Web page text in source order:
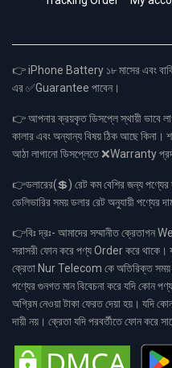
👉 iPhone Battery ১৮ মাসের এবং
এর ✅Guarantee পাবেন।
👉 আপনার ক্রয়কৃত ডিসপ্লে স্থায়ী ভাবে
কালার এবং অন্যান্য বিষয় ঠিক আছে কিনা।
আঠা লাগানো ডিসপ্লেতে ❌Warranty
👉ডলারের(💲) রেট কম বেশির জন্য পণ্যের
ডেলিভারির সময় ডলার রেট অনুযায়ী পণ্যের
👉বিঃ দ্রঃ- আমাদের সম্মানীত
সরাসরী ফোন করে পণ্য Order করে থাকে।
ক্রেতা Nur Telecom কে অতিরিক্ত সময়
পণ্যের গুনগত মান বিবেচনা করে যদি কোন
অগ্রিম নেওয়া টাকা ফেরত দেয়া হয়। যদি
দায়ী নয়। ক্রেতা যদি পরবর্তীতে ফোন করে